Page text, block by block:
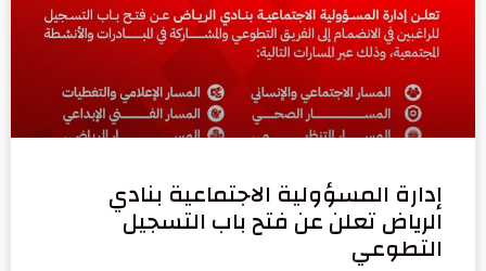
إدارة المسؤولية الاجتماعية بنادي
الرياض تعلن عن فتح باب التسجيل
التطوعي